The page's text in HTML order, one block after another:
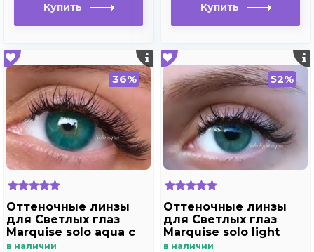
36%
Оттеночные линзы
для Светлых глаз
Marquise solo aqua с
отверстием под
в наличии
52%
Оттеночные линзы
для Светлых глаз
Marquise solo light
aqua для
в наличии